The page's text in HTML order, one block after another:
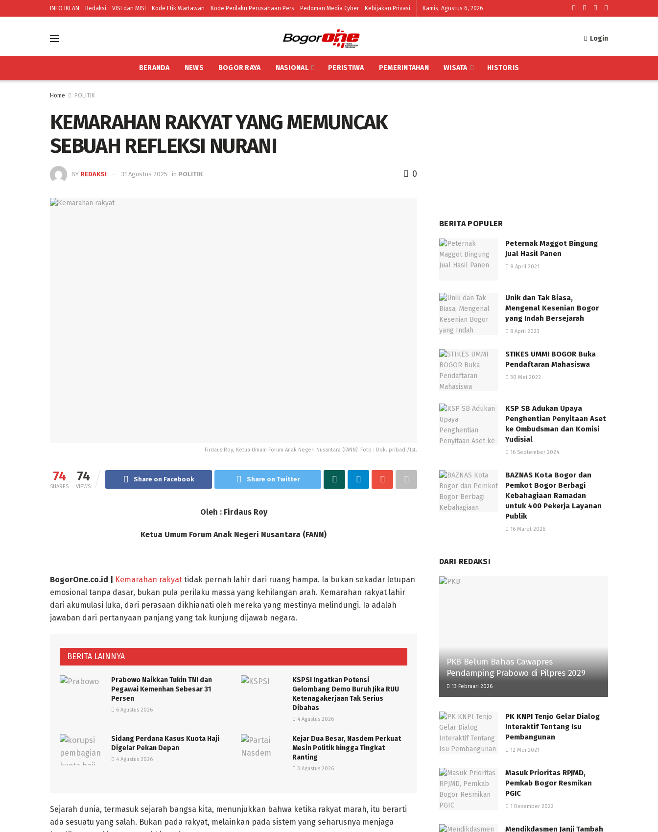
INFO IKLAN Redaksi VISI dan MISI Kode Etik Wartawan Kode Perilaku Perusahaan Pers Pedoman Media Cyber Kebijakan Privasi Kamis, Agustus 6, 2026
Login
BERANDA NEWS BOGOR RAYA NASIONAL PERISTIWA PEMERINTAHAN WISATA HISTORIS
Home POLITIK
KEMARAHAN RAKYAT YANG MEMUNCAK
SEBUAH REFLEKSI NURANI
BY REDAKSI 31 Agustus 2025 in POLITIK 0
Firdaus Roy, Ketua Umum Forum Anak Negeri Nusantara (FANN). Foto : Dok. pribadi/Ist.
74
SHARES
74
VIEWS
Share on Facebook Share on Twitter
Oleh : Firdaus Roy
Ketua Umum Forum Anak Negeri Nusantara (FANN)
BogorOne.co.id | Kemarahan rakyat tidak pernah lahir dari ruang hampa. Ia bukan sekadar letupan
emosional tanpa dasar, bukan pula perilaku massa yang kehilangan arah. Kemarahan rakyat lahir
dari akumulasi luka, dari perasaan dikhianati oleh mereka yang mestinya melindungi. Ia adalah
jawaban dari pertanyaan panjang yang tak kunjung dijawab negara.
BERITA LAINNYA
Prabowo Naikkan Tukin TNI dan
Pegawai Kemenhan Sebesar 31
Persen
6 Agustus 2026
KSPSI Ingatkan Potensi
Gelombang Demo Buruh Jika RUU
Ketenagakerjaan Tak Serius
Dibahas
4 Agustus 2026
Sidang Perdana Kasus Kuota Haji
Digelar Pekan Depan
4 Agustus 2026
Kejar Dua Besar, Nasdem Perkuat
Mesin Politik hingga Tingkat
Ranting
3 Agustus 2026
Sejarah dunia, termasuk sejarah bangsa kita, menunjukkan bahwa ketika rakyat marah, itu berarti
ada sesuatu yang salah. Bukan pada rakyat, melainkan pada sistem yang seharusnya menjaga
BERITA POPULER
Peternak Maggot Bingung
Jual Hasil Panen
9 April 2021
Unik dan Tak Biasa,
Mengenal Kesenian Bogor
yang Indah Bersejarah
8 April 2023
STIKES UMMI BOGOR Buka
Pendaftaran Mahasiswa
30 Mei 2022
KSP SB Adukan Upaya
Penghentian Penyitaan Aset
ke Ombudsman dan Komisi
Yudisial
16 September 2024
BAZNAS Kota Bogor dan
Pemkot Bogor Berbagi
Kebahagiaan Ramadan
untuk 400 Pekerja Layanan
Publik
16 Maret 2026
DARI REDAKSI
PKB Belum Bahas Cawapres
Pendamping Prabowo di Pilpres 2029
13 Februari 2026
PK KNPI Tenjo Gelar Dialog
Interaktif Tentang Isu
Pembangunan
12 Mei 2021
Masuk Prioritas RPJMD,
Pemkab Bogor Resmikan
PGIC
1 Desember 2022
Mendikdasmen Janji Tambah